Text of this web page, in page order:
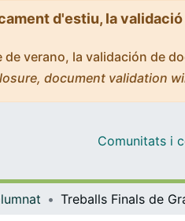
d'estiu, la
de verano, la validación de
document validation
Comunitats i